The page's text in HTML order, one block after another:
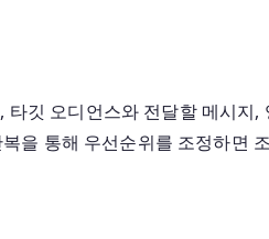
깃 오디언스와 전달할 메시
을 통해 우선순위를 조정하면